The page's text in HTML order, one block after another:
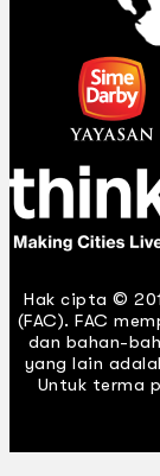
Hak cipta ©
(FAC). FAC
dan bahan-
yang lain
Untuk terma